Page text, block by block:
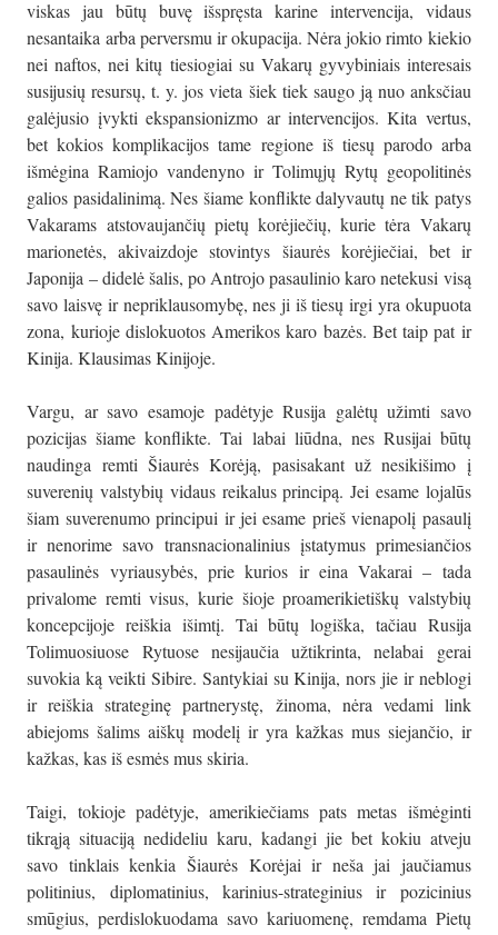
viskas jau būtų buvę išspręsta karine intervencija, vidaus
nesantaika arba perversmu ir okupacija. Nėra jokio rimto kiekio
nei naftos, nei kitų tiesiogiai su Vakarų gyvybiniais interesais
susijusių resursų, t. y. jos vieta šiek tiek saugo ją nuo anksčiau
galėjusio įvykti ekspansionizmo ar intervencijos. Kita vertus,
bet kokios komplikacijos tame regione iš tiesų parodo arba
išmėgina Ramiojo vandenyno ir Tolimųjų Rytų geopolitinės
galios pasidalinimą. Nes šiame konflikte dalyvautų ne tik patys
Vakarams atstovaujančių pietų korėjiečių, kurie tėra Vakarų
marionetės, akivaizdoje stovintys šiaurės korėjiečiai, bet ir
Japonija – didelė šalis, po Antrojo pasaulinio karo netekusi visą
savo laisvę ir nepriklausomybę, nes ji iš tiesų irgi yra okupuota
zona, kurioje dislokuotos Amerikos karo bazės. Bet taip pat ir
Kinija. Klausimas Kinijoje.
Vargu, ar savo esamoje padėtyje Rusija galėtų užimti savo
pozicijas šiame konflikte. Tai labai liūdna, nes Rusijai būtų
naudinga remti Šiaurės Korėją, pasisakant už nesikišimo į
suverenių valstybių vidaus reikalus principą. Jei esame lojalūs
šiam suverenumo principui ir jei esame prieš vienapolį pasaulį
ir nenorime savo transnacionalinius įstatymus primesiančios
pasaulinės vyriausybės, prie kurios ir eina Vakarai – tada
privalome remti visus, kurie šioje proamerikietiškų valstybių
koncepcijoje reiškia išimtį. Tai būtų logiška, tačiau Rusija
Tolimuosiuose Rytuose nesijaučia užtikrinta, nelabai gerai
suvokia ką veikti Sibire. Santykiai su Kinija, nors jie ir neblogi
ir reiškia strateginę partnerystę, žinoma, nėra vedami link
abiejoms šalims aiškų modelį ir yra kažkas mus siejančio, ir
kažkas, kas iš esmės mus skiria.
Taigi, tokioje padėtyje, amerikiečiams pats metas išmėginti
tikrąją situaciją nedideliu karu, kadangi jie bet kokiu atveju
savo tinklais kenkia Šiaurės Korėjai ir neša jai jaučiamus
politinius, diplomatinius, karinius-strateginius ir pozicinius
smūgius, perdislokuodama savo kariuomenę, remdama Pietų